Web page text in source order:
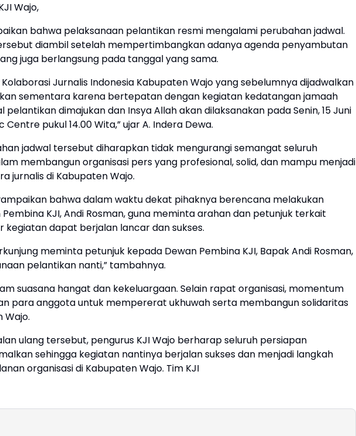
Wajo,
bahwa pelaksanaan pelantikan resmi mengalami perubahan jadwal.
diambil setelah mempertimbangkan adanya agenda penyambutan
juga berlangsung pada tanggal yang sama.
Jurnalis Indonesia Kabupaten Wajo yang sebelumnya dijadwalkan
sementara karena bertepatan dengan kegiatan kedatangan jamaah
pelantikan dimajukan dan Insya Allah akan dilaksanakan pada Senin, 15 Juni
pukul 14.00 Wita,” ujar A. Indera Dewa.
jadwal tersebut diharapkan tidak mengurangi semangat seluruh
membangun organisasi pers yang profesional, solid, dan mampu menjadi
jurnalis di Kabupaten Wajo.
bahwa dalam waktu dekat pihaknya berencana melakukan
KJI, Andi Rosman, guna meminta arahan dan petunjuk terkait
kegiatan dapat berjalan lancar dan sukses.
meminta petunjuk kepada Dewan Pembina KJI, Bapak Andi Rosman,
pelantikan nanti,” tambahnya.
suasana hangat dan kekeluargaan. Selain rapat organisasi, momentum
para anggota untuk mempererat ukhuwah serta membangun solidaritas
Wajo.
ulang tersebut, pengurus KJI Wajo berharap seluruh persiapan
sehingga kegiatan nantinya berjalan sukses dan menjadi langkah
organisasi di Kabupaten Wajo. Tim KJI